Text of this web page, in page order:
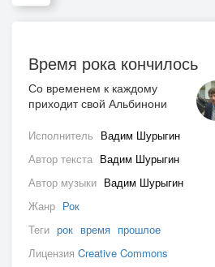
Время рока кончилось
Со временем к каждому
приходит свой Альбинони
Исполнитель Вадим Шурыгин
Автор текста Вадим Шурыгин
Автор музыки Вадим Шурыгин
Жанр Рок
Теги рок время прошлое
Лицензия Creative Commons